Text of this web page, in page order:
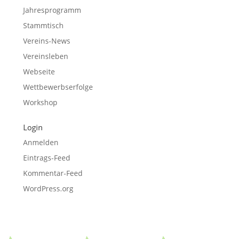
Jahresprogramm
Stammtisch
Vereins-News
Vereinsleben
Webseite
Wettbewerbserfolge
Workshop
Login
Anmelden
Eintrags-Feed
Kommentar-Feed
WordPress.org